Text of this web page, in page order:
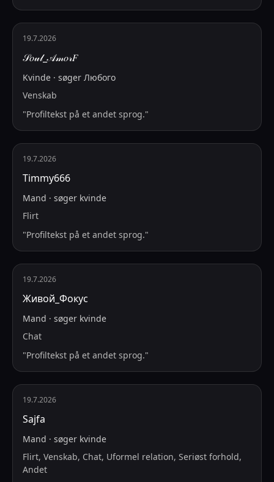
19.7.2026
𝒮𝑜𝓊𝓁_𝒜𝓂𝑜𝓇𝐹
Kvinde · søger Любого
Venskab
"Profiltekst på et andet sprog."
19.7.2026
Timmy666
Mand · søger kvinde
Flirt
"Profiltekst på et andet sprog."
19.7.2026
Живой_Фокус
Mand · søger kvinde
Chat
"Profiltekst på et andet sprog."
19.7.2026
Sajfa
Mand · søger kvinde
Flirt, Venskab, Chat, Uformel relation, Seriøst forhold,
Andet